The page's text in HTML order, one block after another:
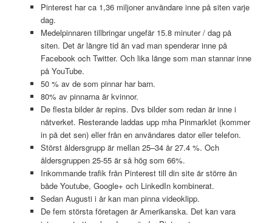
Pinterest har ca 1,36 miljoner användare inne på siten varje
dag.
Medelpinnaren tillbringar ungefär 15.8 minuter / dag på
siten. Det är längre tid än vad man spenderar inne på
Facebook och Twitter. Och lika länge som man stannar inne
på YouTube.
50 % av de som pinnar har barn.
80% av pinnarna är kvinnor.
De flesta bilder är repins. Dvs bilder som redan är inne i
nätverket. Resterande laddas upp mha Pinmarklet (kommer
in på det sen) eller från en användares dator eller telefon.
Störst åldersgrupp är mellan 25–34 år 27.4 %. Och
åldersgruppen 25-55 är så hög som 66%.
Inkommande trafik från Pinterest till din site är större än
både Youtube, Google+ och LinkedIn kombinerat.
Sedan Augusti i år kan man pinna videoklipp.
De fem största företagen är Amerikanska. Det kan vara